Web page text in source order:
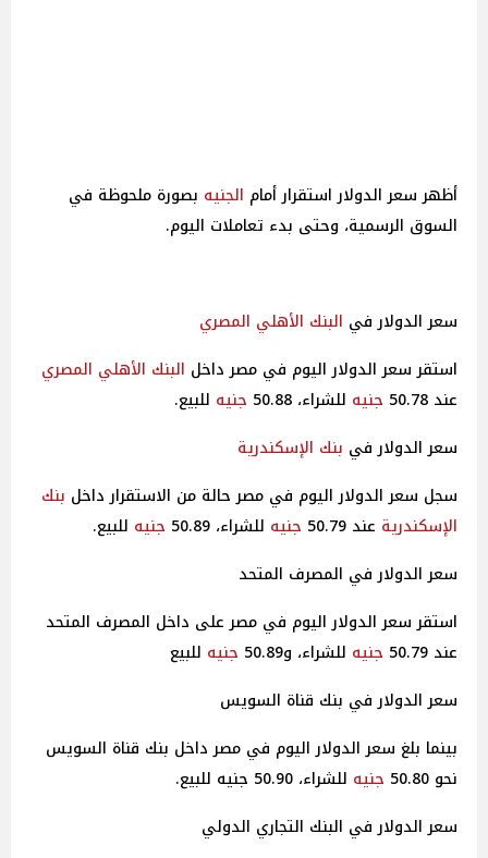
أظهر سعر الدولار استقرار أمام الجنيه بصورة ملحوظة في
السوق الرسمية، وحتى بدء تعاملات اليوم.
سعر الدولار في البنك الأهلي المصري
استقر سعر الدولار اليوم في مصر داخل البنك الأهلي المصري
عند 50.78
جنيه للشراء، 50.88 جنيه للبيع.
سعر الدولار في بنك الإسكندرية
سجل سعر الدولار اليوم في مصر حالة من الاستقرار داخل بنك
الإسكندرية عند 50.79 جنيه للشراء، 50.89 جنيه للبيع.
سعر الدولار في المصرف المتحد
استقر سعر الدولار اليوم في مصر على داخل المصرف المتحد
عند 50.79
جنيه للشراء، و50.89 جنيه للبيع
سعر الدولار في بنك قناة السويس
بينما بلغ سعر الدولار اليوم في مصر داخل بنك قناة السويس
نحو 50.80
جنيه للشراء، 50.90 جنيه للبيع.
سعر الدولار في البنك التجاري الدولي